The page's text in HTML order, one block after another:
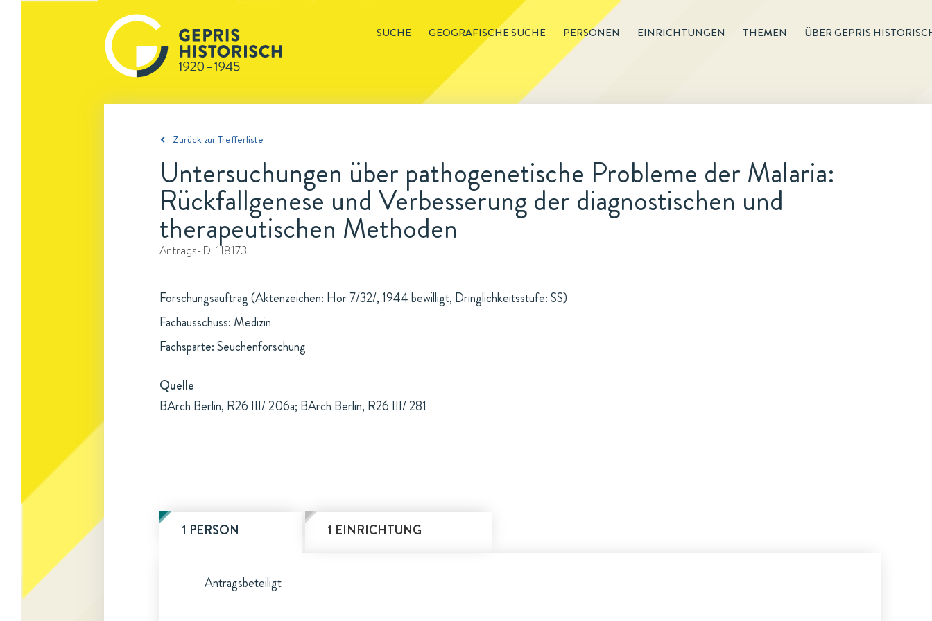
SUCHE GEOGRAFISCHE SUCHE PERSONEN EINRICHTUNGEN THEMEN ÜBER GEPRIS
Zurück zur Trefferliste
Untersuchungen über pathogenetische Probleme der Malaria:
Rückfallgenese und Verbesserung der diagnostischen und
therapeutischen Methoden
Antrags-ID: 118173
Forschungsauftrag (Aktenzeichen: Hor 7/32/, 1944 bewilligt, Dringlichkeitsstufe: SS)
Fachausschuss: Medizin
Fachsparte: Seuchenforschung
Quelle
BArch Berlin, R26 III/ 206a; BArch Berlin, R26 III/ 281
1 PERSON 1 EINRICHTUNG
Antragsbeteiligt